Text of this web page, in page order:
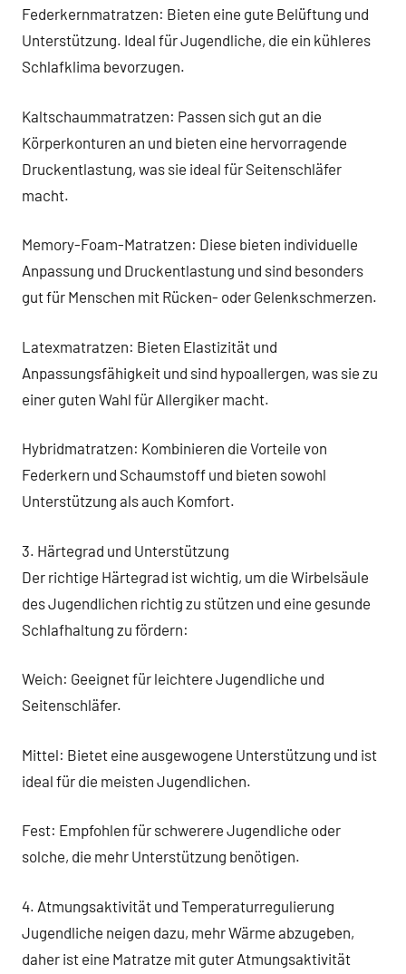
Federkernmatratzen: Bieten eine gute Belüftung und
Unterstützung. Ideal für Jugendliche, die ein kühleres
Schlafklima bevorzugen.
Kaltschaummatratzen: Passen sich gut an die
Körperkonturen an und bieten eine hervorragende
Druckentlastung, was sie ideal für Seitenschläfer
macht.
Memory-Foam-Matratzen: Diese bieten individuelle
Anpassung und Druckentlastung und sind besonders
gut für Menschen mit Rücken- oder Gelenkschmerzen.
Latexmatratzen: Bieten Elastizität und
Anpassungsfähigkeit und sind hypoallergen, was sie zu
einer guten Wahl für Allergiker macht.
Hybridmatratzen: Kombinieren die Vorteile von
Federkern und Schaumstoff und bieten sowohl
Unterstützung als auch Komfort.
3. Härtegrad und Unterstützung
Der richtige Härtegrad ist wichtig, um die Wirbelsäule
des Jugendlichen richtig zu stützen und eine gesunde
Schlafhaltung zu fördern:
Weich: Geeignet für leichtere Jugendliche und
Seitenschläfer.
Mittel: Bietet eine ausgewogene Unterstützung und ist
ideal für die meisten Jugendlichen.
Fest: Empfohlen für schwerere Jugendliche oder
solche, die mehr Unterstützung benötigen.
4. Atmungsaktivität und Temperaturregulierung
Jugendliche neigen dazu, mehr Wärme abzugeben,
daher ist eine Matratze mit guter Atmungsaktivität